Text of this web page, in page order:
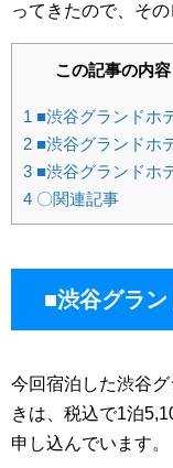
ってきたので、そ
この記事の内容
1 ■渋谷グランドホ
2 ■渋谷グランドホ
3 ■渋谷グランドホ
4 〇関連記事
■渋谷グラ
今回宿泊した渋谷
きは、税込で1泊
申し込んでいます。